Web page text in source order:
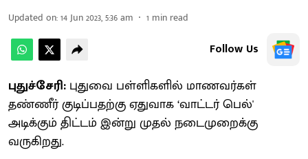
Updated on:14 Jun 2023, 5:36 am 1 min read
Follow Us
புதுச்சேரி: புதுவை பள்ளிகளில் மாணவர்கள்
தண்ணீர் குடிப்பதற்கு ஏதுவாக ‘வாட்டர் பெல்'
அடிக்கும் திட்டம் இன்று முதல் நடைமுறைக்கு
வருகிறது.